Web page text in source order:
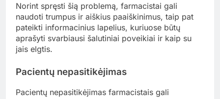
Norint spręsti šią problemą, farmacistai gali
naudoti trumpus ir aiškius paaiškinimus, taip pat
pateikti informacinius lapelius, kuriuose būtų
aprašyti svarbiausi šalutiniai poveikiai ir kaip su
jais elgtis.
Pacientų nepasitikėjimas
Pacientų nepasitikėjimas farmacistais gali